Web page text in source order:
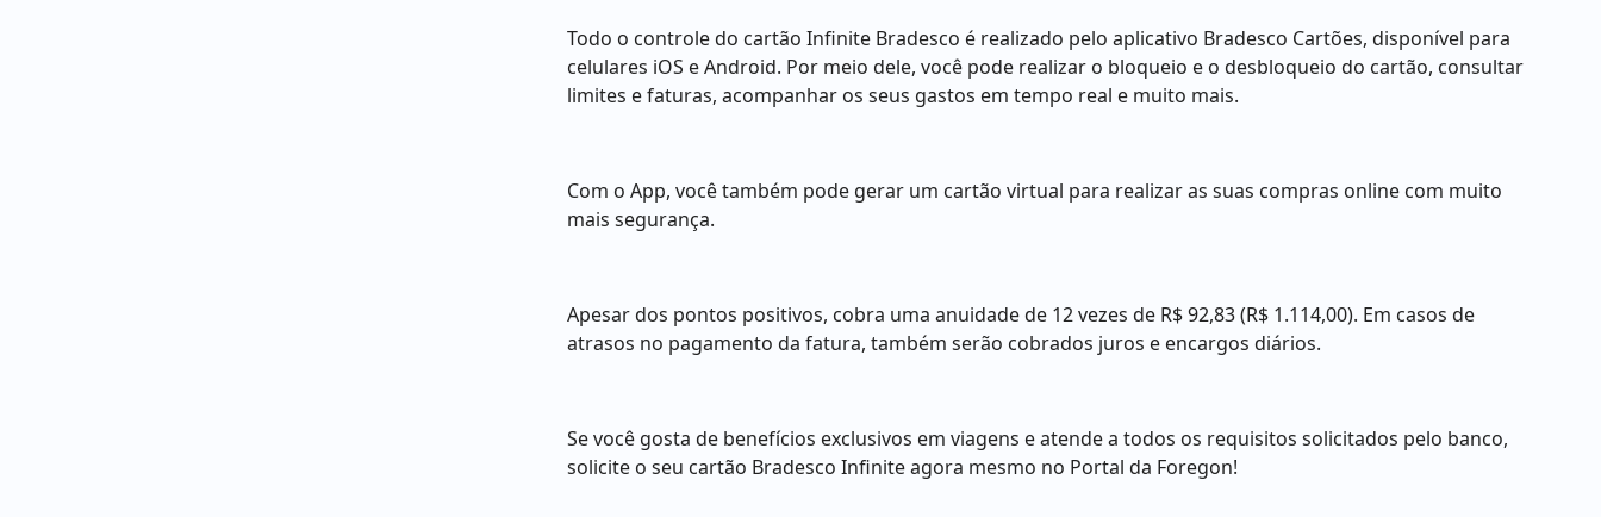
Todo o controle do cartão Infinite Bradesco é realizado pelo aplicativo Bradesco Cartões, disponível para
celulares iOS e Android. Por meio dele, você pode realizar o bloqueio e o desbloqueio do cartão, consultar
limites e faturas, acompanhar os seus gastos em tempo real e muito mais.
Com o App, você também pode gerar um cartão virtual para realizar as suas compras online com muito
mais segurança.
Apesar dos pontos positivos, cobra uma anuidade de 12 vezes de R$ 92,83 (R$ 1.114,00). Em casos de
atrasos no pagamento da fatura, também serão cobrados juros e encargos diários.
Se você gosta de benefícios exclusivos em viagens e atende a todos os requisitos solicitados pelo banco,
solicite o seu cartão Bradesco Infinite agora mesmo no Portal da Foregon!